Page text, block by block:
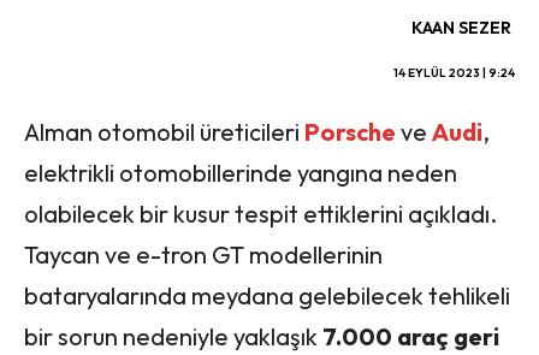
KAAN SEZER
14 EYLÜL 2023 | 9:24
Alman otomobil üreticileri Porsche ve Audi,
elektrikli otomobillerinde yangına neden
olabilecek bir kusur tespit ettiklerini açıkladı.
Taycan ve e-tron GT modellerinin
bataryalarında meydana gelebilecek tehlikeli
bir sorun nedeniyle yaklaşık 7.000 araç geri